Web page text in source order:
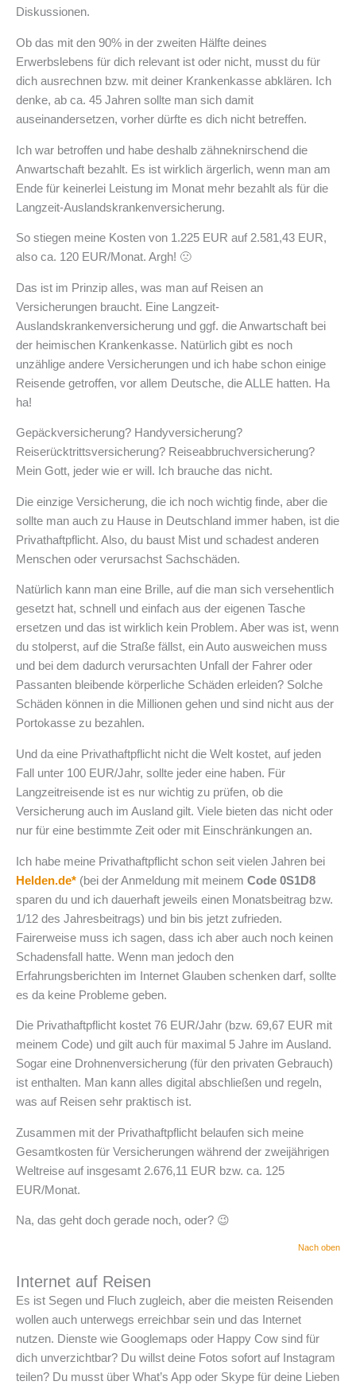
Diskussionen.
Ob das mit den 90% in der zweiten Hälfte deines
Erwerbslebens für dich relevant ist oder nicht, musst du für
dich ausrechnen bzw. mit deiner Krankenkasse abklären. Ich
denke, ab ca. 45 Jahren sollte man sich damit
auseinandersetzen, vorher dürfte es dich nicht betreffen.
Ich war betroffen und habe deshalb zähneknirschend die
Anwartschaft bezahlt. Es ist wirklich ärgerlich, wenn man am
Ende für keinerlei Leistung im Monat mehr bezahlt als für die
Langzeit-Auslandskrankenversicherung.
So stiegen meine Kosten von 1.225 EUR auf 2.581,43 EUR,
also ca. 120 EUR/Monat. Argh! 🙁
Das ist im Prinzip alles, was man auf Reisen an
Versicherungen braucht. Eine Langzeit-
Auslandskrankenversicherung und ggf. die Anwartschaft bei
der heimischen Krankenkasse. Natürlich gibt es noch
unzählige andere Versicherungen und ich habe schon einige
Reisende getroffen, vor allem Deutsche, die ALLE hatten. Ha
ha!
Gepäckversicherung? Handyversicherung?
Reiserücktrittsversicherung? Reiseabbruchversicherung?
Mein Gott, jeder wie er will. Ich brauche das nicht.
Die einzige Versicherung, die ich noch wichtig finde, aber die
sollte man auch zu Hause in Deutschland immer haben, ist die
Privathaftpflicht. Also, du baust Mist und schadest anderen
Menschen oder verursachst Sachschäden.
Natürlich kann man eine Brille, auf die man sich versehentlich
gesetzt hat, schnell und einfach aus der eigenen Tasche
ersetzen und das ist wirklich kein Problem. Aber was ist, wenn
du stolperst, auf die Straße fällst, ein Auto ausweichen muss
und bei dem dadurch verursachten Unfall der Fahrer oder
Passanten bleibende körperliche Schäden erleiden? Solche
Schäden können in die Millionen gehen und sind nicht aus der
Portokasse zu bezahlen.
Und da eine Privathaftpflicht nicht die Welt kostet, auf jeden
Fall unter 100 EUR/Jahr, sollte jeder eine haben. Für
Langzeitreisende ist es nur wichtig zu prüfen, ob die
Versicherung auch im Ausland gilt. Viele bieten das nicht oder
nur für eine bestimmte Zeit oder mit Einschränkungen an.
Ich habe meine Privathaftpflicht schon seit vielen Jahren bei
Helden.de* (bei der Anmeldung mit meinem Code 0S1D8
sparen du und ich dauerhaft jeweils einen Monatsbeitrag bzw.
1/12 des Jahresbeitrags) und bin bis jetzt zufrieden.
Fairerweise muss ich sagen, dass ich aber auch noch keinen
Schadensfall hatte. Wenn man jedoch den
Erfahrungsberichten im Internet Glauben schenken darf, sollte
es da keine Probleme geben.
Die Privathaftpflicht kostet 76 EUR/Jahr (bzw. 69,67 EUR mit
meinem Code) und gilt auch für maximal 5 Jahre im Ausland.
Sogar eine Drohnenversicherung (für den privaten Gebrauch)
ist enthalten. Man kann alles digital abschließen und regeln,
was auf Reisen sehr praktisch ist.
Zusammen mit der Privathaftpflicht belaufen sich meine
Gesamtkosten für Versicherungen während der zweijährigen
Weltreise auf insgesamt 2.676,11 EUR bzw. ca. 125
EUR/Monat.
Na, das geht doch gerade noch, oder? 😉
Nach oben
Internet auf Reisen
Es ist Segen und Fluch zugleich, aber die meisten Reisenden
wollen auch unterwegs erreichbar sein und das Internet
nutzen. Dienste wie Googlemaps oder Happy Cow sind für
dich unverzichtbar? Du willst deine Fotos sofort auf Instagram
teilen? Du musst über What’s App oder Skype für deine Lieben